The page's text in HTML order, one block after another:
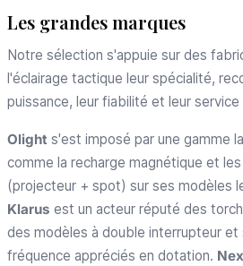
Les grandes marques
Notre sélection s'appuie sur des
l'éclairage tactique leur spécialité,
puissance, leur fiabilité et leur
Olight s'est imposé par une gamme
comme la recharge magnétique et
(projecteur + spot) sur ses modèles
Klarus est un acteur réputé des
des modèles à double interrupteur
fréquence appréciés en dotation.